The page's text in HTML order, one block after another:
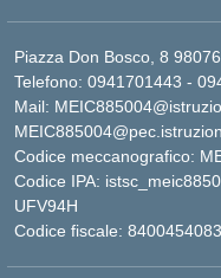
Piazza Don Bosco, 8
Telefono: 0941701443 -
Mail:
Codice meccanografico:
Codice IPA:
UFV94H
Codice fiscale: